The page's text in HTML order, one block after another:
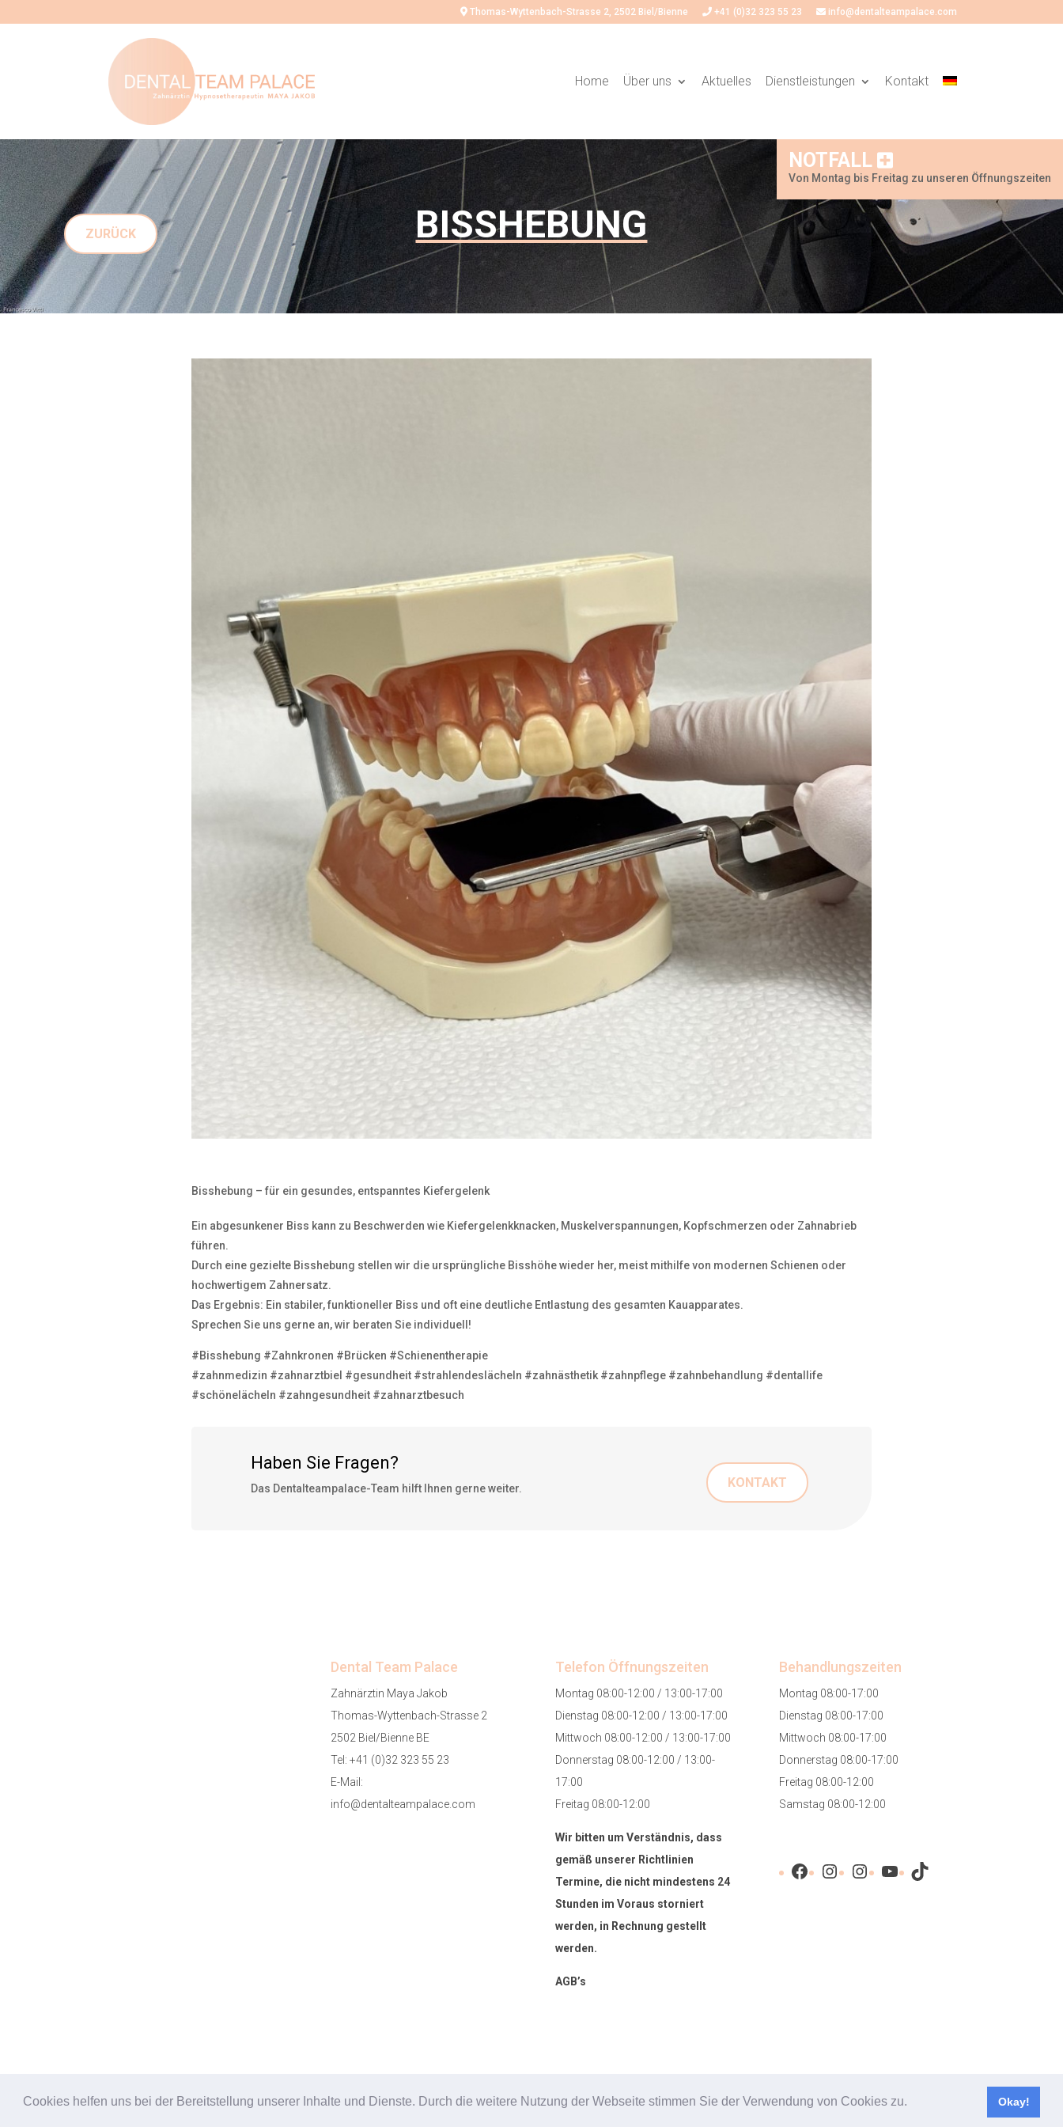
Cookies helfen uns bei der Bereitstellung unserer Inhalte und Dienste. Durch die weitere Nutzung der Webseite stimmen Sie der Verwendung von Cookies zu. Okay!
Thomas-Wyttenbach-Strasse 2, 2502 Biel/Bienne +41 (0)32 323 55 23 info@dentalteampalace.com
Home Über uns Aktuelles Dienstleistungen Kontakt
NOTFALL
Von Montag bis Freitag zu unseren Öffnungszeiten
ZURÜCK BISSHEBUNG
Bisshebung – für ein gesundes, entspanntes Kiefergelenk
Ein abgesunkener Biss kann zu Beschwerden wie Kiefergelenkknacken, Muskelverspannungen, Kopfschmerzen oder Zahnabrieb
führen.
Durch eine gezielte Bisshebung stellen wir die ursprüngliche Bisshöhe wieder her, meist mithilfe von modernen Schienen oder
hochwertigem Zahnersatz.
Das Ergebnis: Ein stabiler, funktioneller Biss und oft eine deutliche Entlastung des gesamten Kauapparates.
Sprechen Sie uns gerne an, wir beraten Sie individuell!
#Bisshebung #Zahnkronen #Brücken #Schienentherapie
#zahnmedizin #zahnarztbiel #gesundheit #strahlendeslächeln #zahnästhetik #zahnpflege #zahnbehandlung #dentallife
#schönelächeln #zahngesundheit #zahnarztbesuch
Haben Sie Fragen?
Das Dentalteampalace-Team hilft Ihnen gerne weiter. KONTAKT
Dental Team Palace
Zahnärztin Maya Jakob
Thomas-Wyttenbach-Strasse 2
2502 Biel/Bienne BE
Tel: +41 (0)32 323 55 23
E-Mail:
info@dentalteampalace.com
Telefon Öffnungszeiten
Montag 08:00-12:00 / 13:00-17:00
Dienstag 08:00-12:00 / 13:00-17:00
Mittwoch 08:00-12:00 / 13:00-17:00
Donnerstag 08:00-12:00 / 13:00-
17:00
Freitag 08:00-12:00
Wir bitten um Verständnis, dass
gemäß unserer Richtlinien
Termine, die nicht mindestens 24
Stunden im Voraus storniert
werden, in Rechnung gestellt
werden.
AGB’s
Behandlungszeiten
Montag 08:00-17:00
Dienstag 08:00-17:00
Mittwoch 08:00-17:00
Donnerstag 08:00-17:00
Freitag 08:00-12:00
Samstag 08:00-12:00
Facebook
Instagram
Instagram
YouTube
TikTok
Designed by mylokalesuche GmbH Mentions légales|Protection des données